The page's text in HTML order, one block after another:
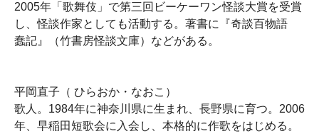
2005年「歌舞伎」で第三回ビーケーワン怪談大賞を受賞
し、怪談作家としても活動する。著書に『奇談百物語
蠢記』（竹書房怪談文庫）などがある。
平岡直子（ ひらおか・なおこ）
歌人。1984年に神奈川県に生まれ、長野県に育つ。2006
年、早稲田短歌会に入会し、本格的に作歌をはじめる。